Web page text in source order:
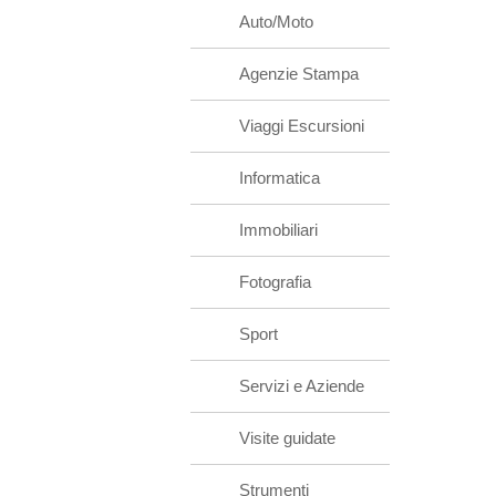
Auto/Moto
Agenzie Stampa
Viaggi Escursioni
Informatica
Immobiliari
Fotografia
Sport
Servizi e Aziende
Visite guidate
Strumenti